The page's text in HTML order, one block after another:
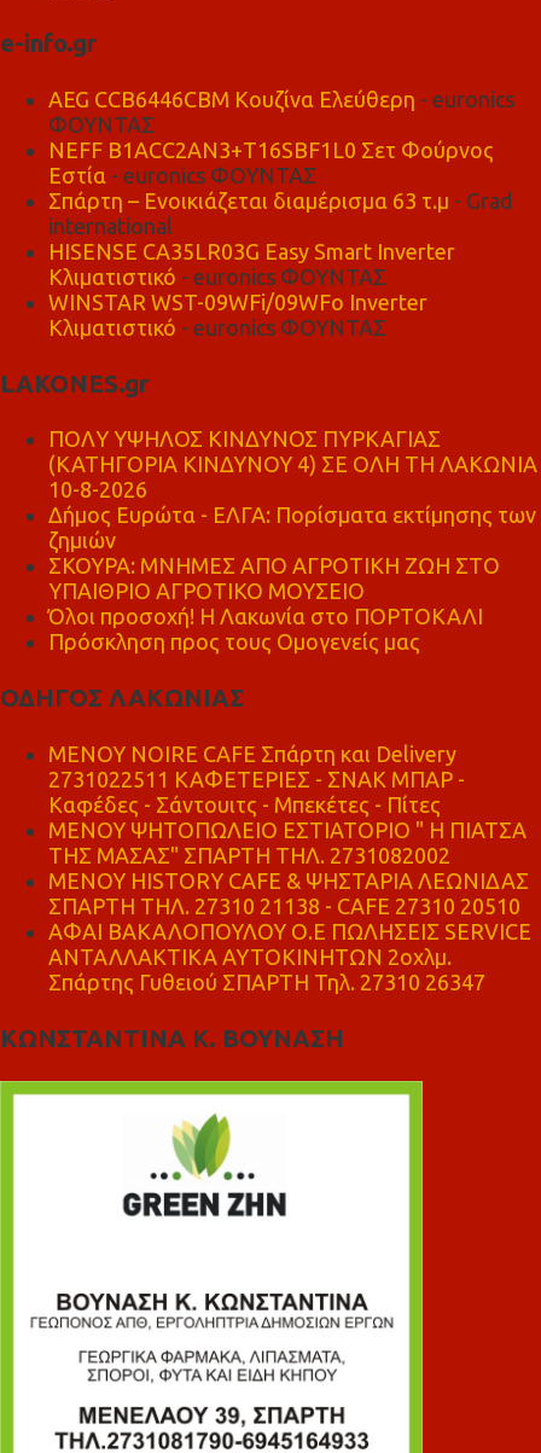
e-info.gr
AEG CCB6446CBM Κουζίνα Ελεύθερη - euronics
ΦΟΥΝΤΑΣ
NEFF B1ACC2AN3+T16SBF1L0 Σετ Φούρνος
Εστία - euronics ΦΟΥΝΤΑΣ
Σπάρτη – Ενοικιάζεται διαμέρισμα 63 τ.μ - Grad
international
HISENSE CA35LR03G Easy Smart Inverter
Κλιματιστικό - euronics ΦΟΥΝΤΑΣ
WINSTAR WST-09WFi/09WFo Inverter
Κλιματιστικό - euronics ΦΟΥΝΤΑΣ
LAKONES.gr
ΠΟΛΥ ΥΨΗΛΟΣ ΚΙΝΔΥΝΟΣ ΠΥΡΚΑΓΙΑΣ
(ΚΑΤΗΓΟΡΙΑ ΚΙΝΔΥΝΟΥ 4) ΣΕ ΟΛΗ ΤΗ ΛΑΚΩΝΙΑ
10-8-2026
Δήμος Ευρώτα - ΕΛΓΑ: Πορίσματα εκτίμησης των
ζημιών
ΣΚΟΥΡΑ: ΜΝΗΜΕΣ ΑΠΟ ΑΓΡΟΤΙΚΗ ΖΩΗ ΣΤΟ
ΥΠΑΙΘΡΙΟ ΑΓΡΟΤΙΚΟ ΜΟΥΣΕΙΟ
Όλοι προσοχή! Η Λακωνία στο ΠΟΡΤΟΚΑΛΙ
Πρόσκληση προς τους Ομογενείς μας
ΟΔΗΓΟΣ ΛΑΚΩΝΙΑΣ
MENOY NOIRE CAFE Σπάρτη και Delivery
2731022511 ΚΑΦΕΤΕΡΙΕΣ - ΣΝΑΚ ΜΠΑΡ -
Καφέδες - Σάντουιτς - Μπεκέτες - Πίτες
ΜΕΝΟΥ ΨΗΤΟΠΩΛΕΙΟ ΕΣΤΙΑΤΟΡΙΟ " Η ΠΙΑΤΣΑ
ΤΗΣ ΜΑΣΑΣ" ΣΠΑΡΤΗ ΤΗΛ. 2731082002
ΜΕΝΟΥ HISTORY CAFE & ΨΗΣΤΑΡΙΑ ΛΕΩΝΙΔΑΣ
ΣΠΑΡΤΗ ΤΗΛ. 27310 21138 - CAFE 27310 20510
ΑΦΑΙ ΒΑΚΑΛΟΠΟΥΛΟΥ Ο.Ε ΠΩΛΗΣΕΙΣ SERVICE
ΑΝΤΑΛΛΑΚΤΙΚΑ ΑΥΤΟΚΙΝΗΤΩΝ 2οχλμ.
Σπάρτης Γυθειού ΣΠΑΡΤΗ Τηλ. 27310 26347
ΚΩΝΣΤΑΝΤΙΝΑ Κ. ΒΟΥΝΑΣΗ